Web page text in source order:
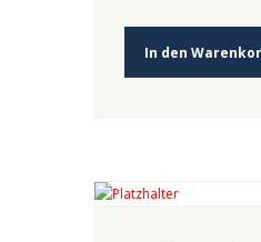
In den